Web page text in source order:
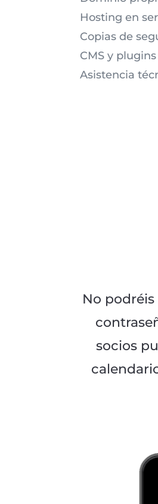
Hosting en
Copias de
CMS y
Asistencia
No
socios